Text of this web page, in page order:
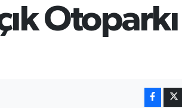
BİST100
13.773
%-19
BITCOIN
Otoparkı